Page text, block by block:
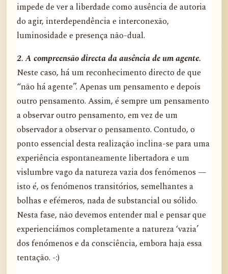
impede de ver a liberdade como ausência de autoria
do agir, interdependência e interconexão,
luminosidade e presença não-dual.
2. A compreensão directa da ausência de um agente.
Neste caso, há um reconhecimento directo de que
“não há agente”. Apenas um pensamento e depois
outro pensamento. Assim, é sempre um pensamento
a observar outro pensamento, em vez de um
observador a observar o pensamento. Contudo, o
ponto essencial desta realização inclina-se para uma
experiência espontaneamente libertadora e um
vislumbre vago da natureza vazia dos fenómenos —
isto é, os fenómenos transitórios, semelhantes a
bolhas e efémeros, nada de substancial ou sólido.
Nesta fase, não devemos entender mal e pensar que
experienciámos completamente a natureza ‘vazia’
dos fenómenos e da consciência, embora haja essa
tentação. -:)